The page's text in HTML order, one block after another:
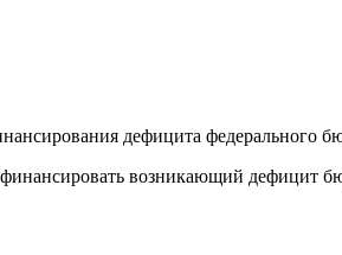
дефицита федерального
возникающий дефицит